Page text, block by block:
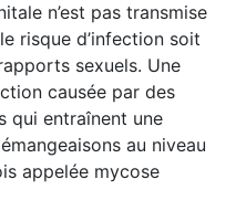
n’est pas transmise
risque d’infection soit
sexuels. Une
causée par des
qui entraînent une
au niveau
appelée mycose